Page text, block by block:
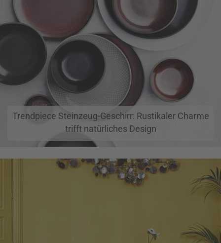
Trendpiece Steinzeug-Geschirr: Rustikaler Charme
trifft natürliches Design